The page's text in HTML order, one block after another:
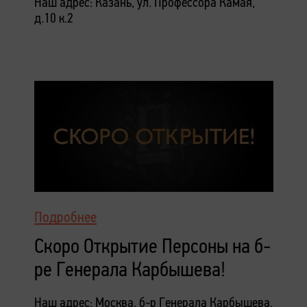
д.10 к.2
Подробнее
Скоро Открытие Персоны на б-
ре Генерала Карбышева!
Наш адрес: Москва, б-р Генерала Карбышева,